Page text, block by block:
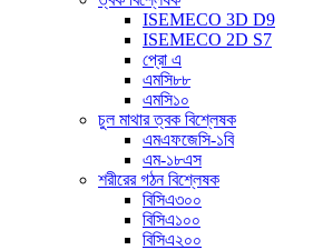
ISEMECO 3D D9
ISEMECO 2D S7
প্রো এ
এমসি৮৮
এমসি১০
চুল মাথার ত্বক বিশ্লেষক
এমএফজেসি-১বি
এম-১৮এস
শরীরের গঠন বিশ্লেষক
বিসিএ৩০০
বিসিএ১০০
বিসিএ২০০